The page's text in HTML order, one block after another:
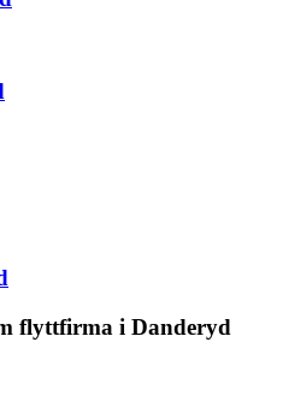
flyttfirma i Danderyd